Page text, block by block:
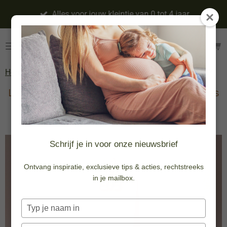
Schrijf je in voor onze nieuwsbrief
Ontvang inspiratie, exclusieve tips & acties, rechtstreeks
in je mailbox.
Typ
je
direct
de
hoofdinhoud
van 0 tot 4 jaar Geboortelijst op
Home » Doopsuiker & Geboortekaartjes » Doopsuiker DIY
Liever zelf aan de slag met jouw bedankjes
en doopsuiker?